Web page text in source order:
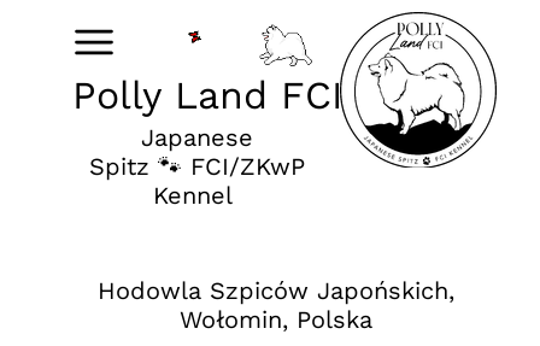
Hodowla Szpiców Japońskich,
Wołomin, Polska
Polly Land FCI
Japanese
Spitz 🐾 FCI/ZKwP
Kennel